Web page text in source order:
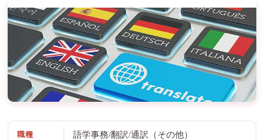
職種 語学事務/翻訳/通訳（その他）